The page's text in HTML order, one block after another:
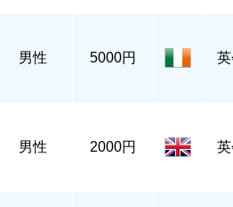
男性 5000円
男性 2000円